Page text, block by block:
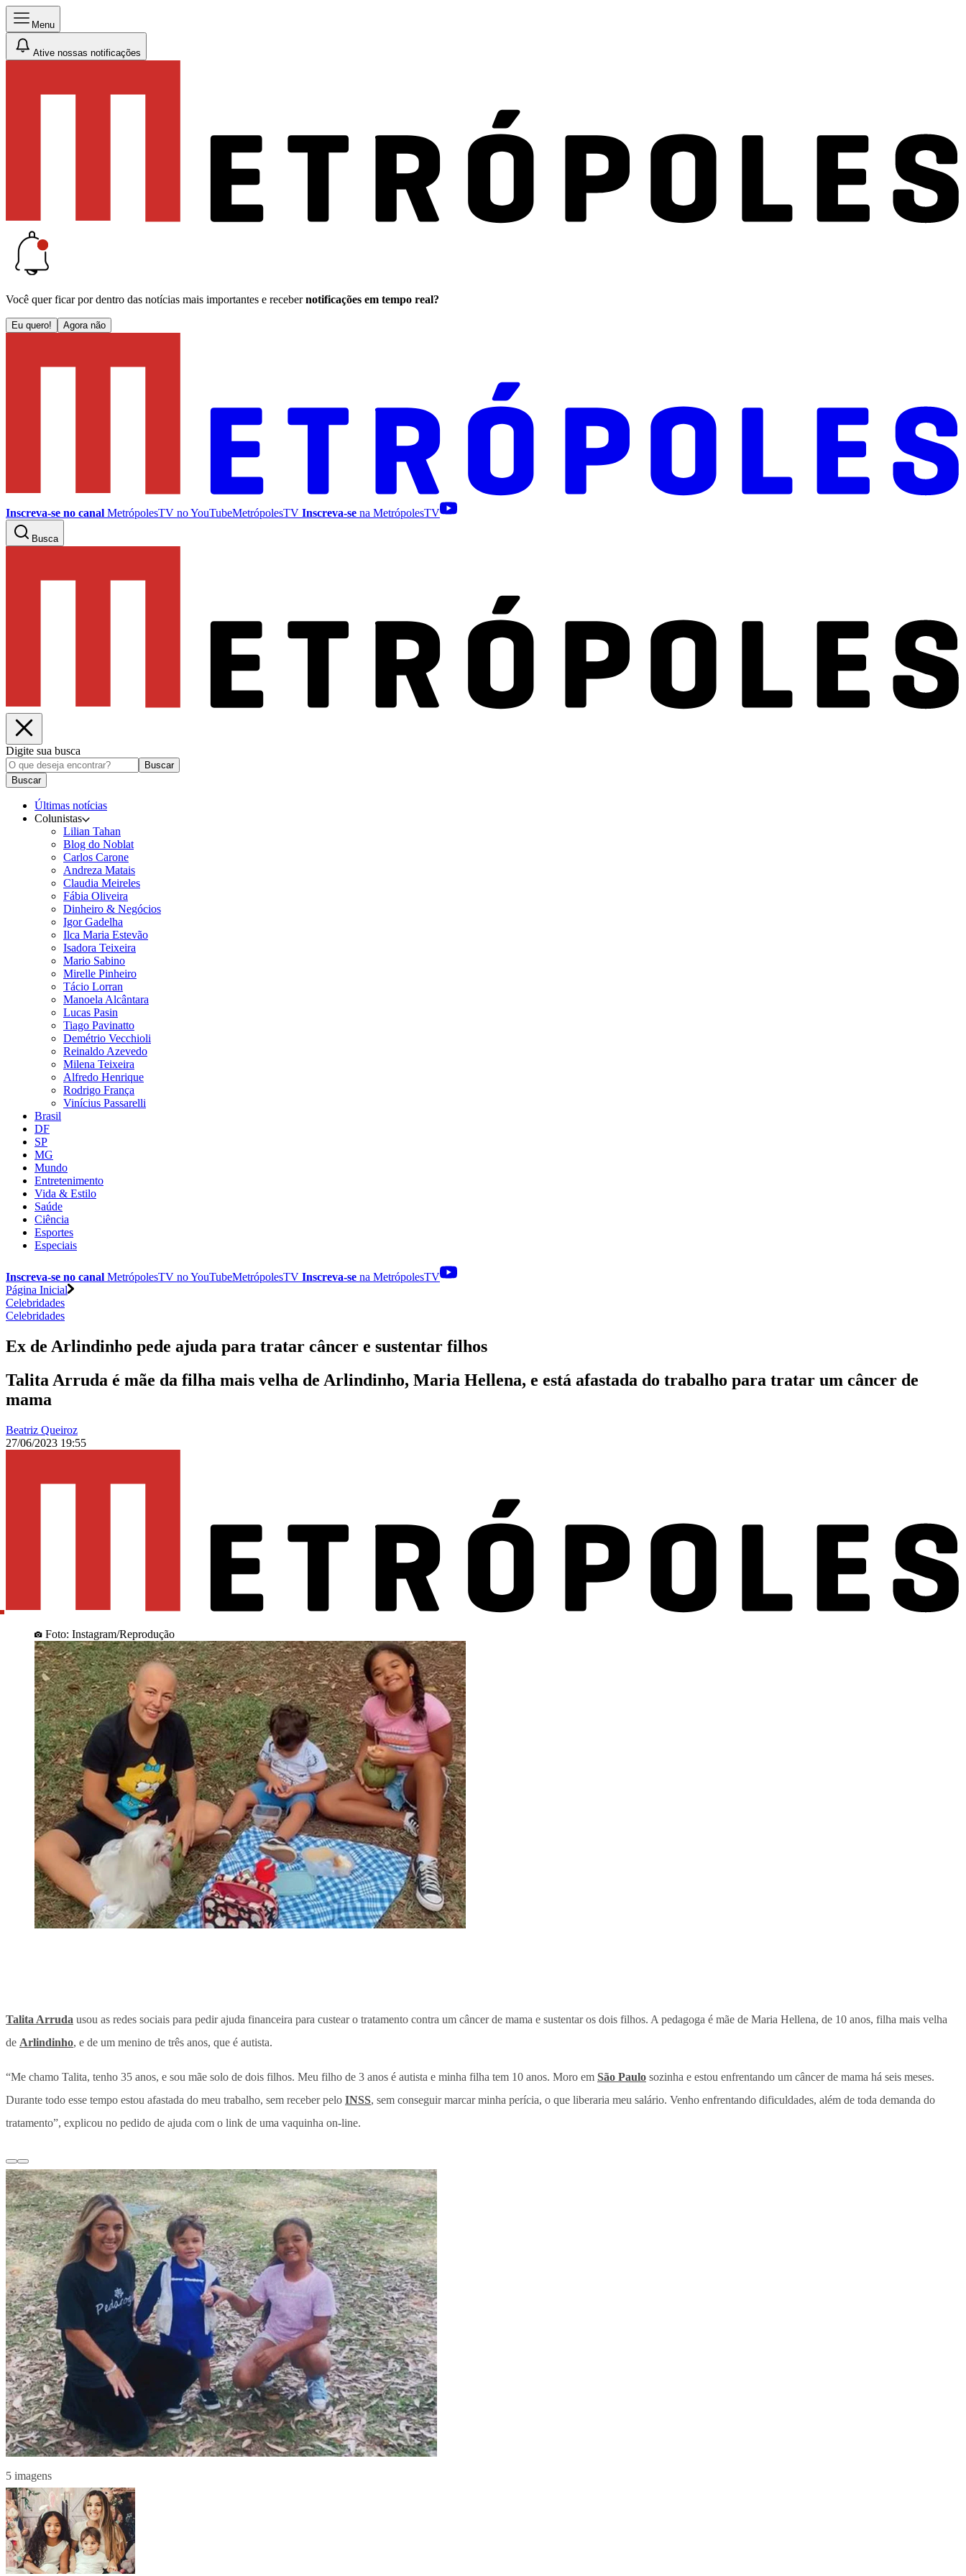
Menu
Ative nossas notificações
Você quer ficar por dentro das notícias mais importantes e receber notificações em tempo real?
Eu quero! Agora não
Inscreva-se no canal MetrópolesTV noYouTubeMetrópolesTV Inscreva-se na MetrópolesTV
Busca
Digite sua busca
Buscar
Buscar
Últimas notícias
Colunistas
Lilian Tahan
Blog do Noblat
Carlos Carone
Andreza Matais
Claudia Meireles
Fábia Oliveira
Dinheiro & Negócios
Igor Gadelha
Ilca Maria Estevão
Isadora Teixeira
Mario Sabino
Mirelle Pinheiro
Tácio Lorran
Manoela Alcântara
Lucas Pasin
Tiago Pavinatto
Demétrio Vecchioli
Reinaldo Azevedo
Milena Teixeira
Alfredo Henrique
Rodrigo França
Vinícius Passarelli
Brasil
DF
SP
MG
Mundo
Entretenimento
Vida & Estilo
Saúde
Ciência
Esportes
Especiais
Inscreva-se no canal MetrópolesTV noYouTubeMetrópolesTV Inscreva-se na MetrópolesTV
Página Inicial
Celebridades
Celebridades
Ex de Arlindinho pede ajuda para tratar câncer e sustentar filhos
Talita Arruda é mãe da filha mais velha de Arlindinho, Maria Hellena, e está afastada do trabalho para tratar um câncer de
mama
Beatriz Queiroz
27/06/2023 19:55
Foto: Instagram/Reprodução
Talita Arruda usou as redes sociais para pedir ajuda financeira para custear o tratamento contra um câncer de mama e sustentar os dois filhos. A pedagoga é mãe de Maria Hellena, de 10 anos, filha mais velha
de Arlindinho, e de um menino de três anos, que é autista.
“Me chamo Talita, tenho 35 anos, e sou mãe solo de dois filhos. Meu filho de 3 anos é autista e minha filha tem 10 anos. Moro em São Paulo sozinha e estou enfrentando um câncer de mama há seis meses.
Durante todo esse tempo estou afastada do meu trabalho, sem receber pelo INSS, sem conseguir marcar minha perícia, o que liberaria meu salário. Venho enfrentando dificuldades, além de toda demanda do
tratamento”, explicou no pedido de ajuda com o link de uma vaquinha on-line.
5 imagens